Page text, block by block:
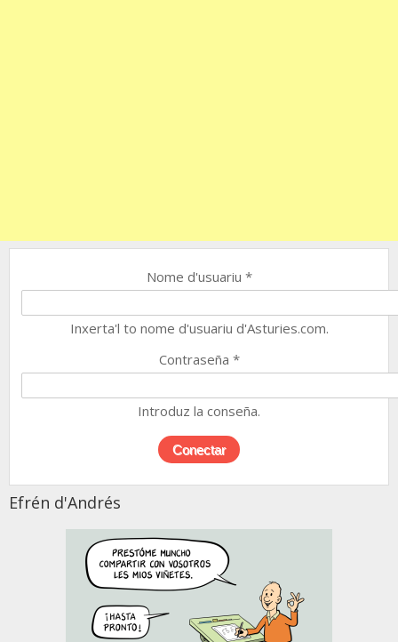
Nome d'usuariu *
Inxerta'l to nome d'usuariu d'Asturies.com.
Contraseña *
Introduz la conseña.
Efrén d'Andrés